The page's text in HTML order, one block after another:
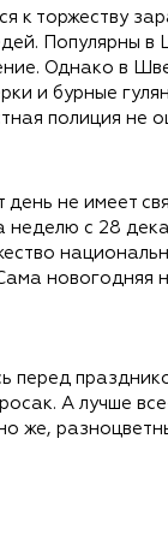
к торжеству
Популярны в
Однако в
и бурные
полиция не
день не имеет
с 28
новогодняя
перед
А лучше
же,